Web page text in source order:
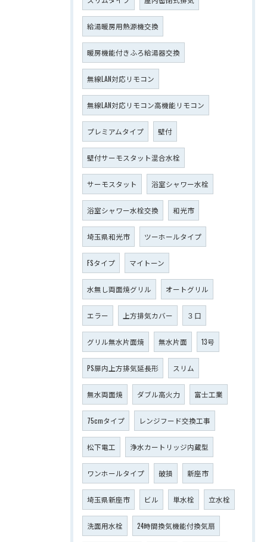
給湯暖房用熱源機交換
暖房機能付きふろ給湯器交換
無線LAN対応リモコン
無線LAN対応リモコン高機能リモコン
プレミアムタイプ 壁付
壁付サーモスタット混合水栓
サーモスタット 浴室シャワー水栓
浴室シャワー水栓交換 和光市
埼玉県和光市 ツーホールタイプ
FSタイプ マイトーン
水無し両面焼グリル オートグリル
エラー 上方排気カバー ３口
グリル無水片面焼 無水片面 13号
PS扉内上方排気延長形 スリム
無水両面焼 ダブル高火力 富士工業
75cmタイプ レンジフード交換工事
松下電工 浄水カートリッジ内蔵型
ワンホールタイプ 破損 新座市
埼玉県新座市 ビル 単水栓 立水栓
洗面用水栓 24時間換気機能付換気扇